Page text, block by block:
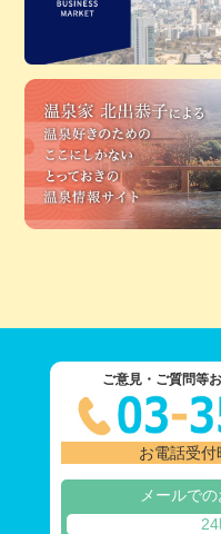
ご意見・ご質問等
お電話受
メールで